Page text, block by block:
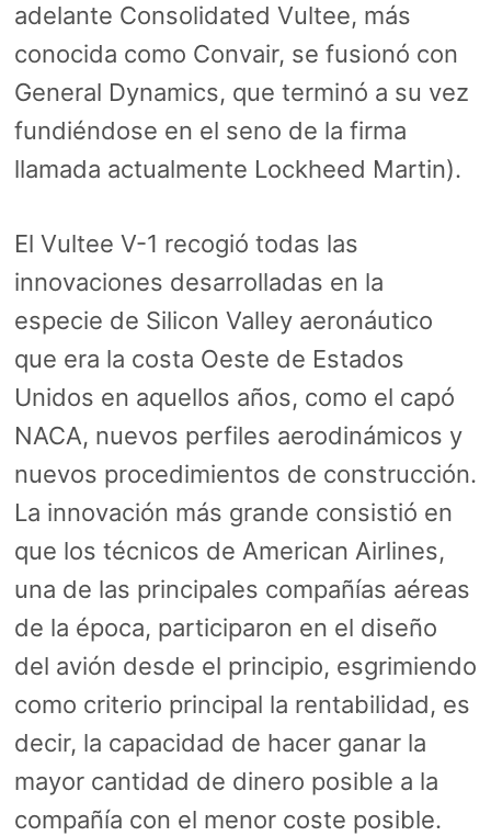
adelante Consolidated Vultee, más
conocida como Convair, se fusionó con
General Dynamics, que terminó a su vez
fundiéndose en el seno de la firma
llamada actualmente Lockheed Martin).
El Vultee V-1 recogió todas las
innovaciones desarrolladas en la
especie de Silicon Valley aeronáutico
que era la costa Oeste de Estados
Unidos en aquellos años, como el capó
NACA, nuevos perfiles aerodinámicos y
nuevos procedimientos de construcción.
La innovación más grande consistió en
que los técnicos de American Airlines,
una de las principales compañías aéreas
de la época, participaron en el diseño
del avión desde el principio, esgrimiendo
como criterio principal la rentabilidad, es
decir, la capacidad de hacer ganar la
mayor cantidad de dinero posible a la
compañía con el menor coste posible.